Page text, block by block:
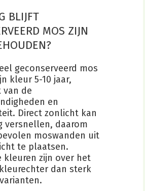
BLIJFT
MOS ZIJN
geconserveerd mos
kleur 5-10 jaar,
van de
en
Direct zonlicht kan
versnellen, daarom
moswanden uit
te plaatsen.
kleuren zijn over het
dan sterk